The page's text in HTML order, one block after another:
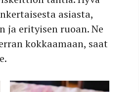
asiasta,
ja erityisen ruoan. Ne
kokkaamaan, saat